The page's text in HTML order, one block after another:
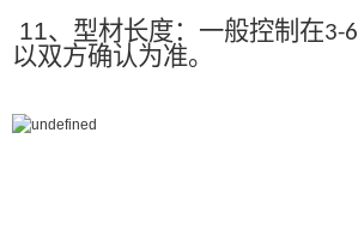
11、型材长度：一般控制在3-6
以双方确认为准。